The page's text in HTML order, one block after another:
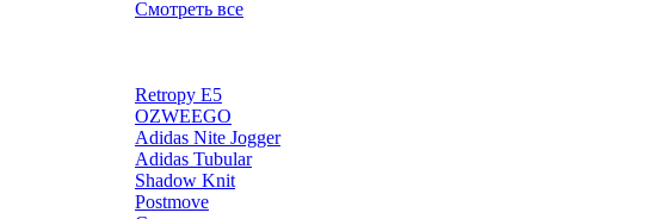
Смотреть все
Retropy E5
OZWEEGO
Adidas Nite Jogger
Adidas Tubular
Shadow Knit
Postmove